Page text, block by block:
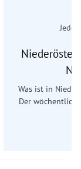
Was ist in
Der